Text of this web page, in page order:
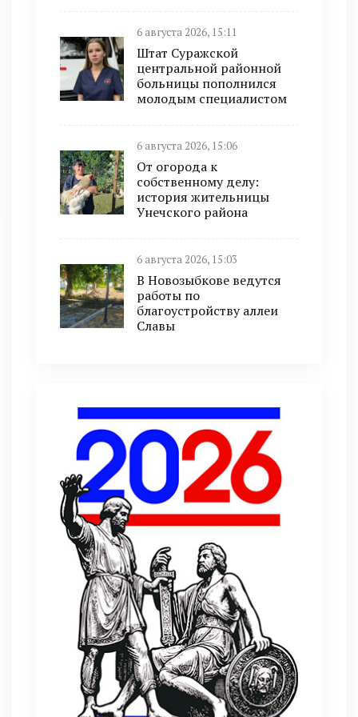
6 августа 2026, 15:11
Штат Суражской
центральной районной
больницы пополнился
молодым специалистом
6 августа 2026, 15:06
От огорода к
собственному делу:
история жительницы
Унечского района
6 августа 2026, 15:03
В Новозыбкове ведутся
работы по
благоустройству аллеи
Славы